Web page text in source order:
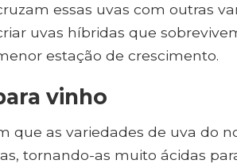
essas uvas com outras
uvas híbridas que
estação de crescimento.
vinho
que as variedades de uva do
tornando-as muito ácidas